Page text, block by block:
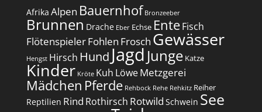
Afrika Alpen Bauernhof Bronzeeber
Brunnen Drache Eber Echse EnteFisch
FlötenspielerFohlen Frosch Gewässer
Hengst Hirsch Hund Jagd Junge Katze
Kinder Kröte Kuh LöweMetzgerei
Mädchen Pferde Rehbock Rehe Rehkitz Reiher
Reptilien Rind Rothirsch Rotwild Schwein See